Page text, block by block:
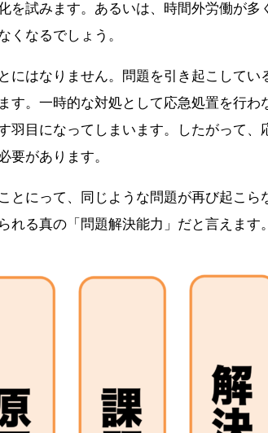
試みます。あるいは、時間外労働が多
くなるでしょう。
はなりません。問題を引き起こしてい
。一時的な対処として応急処置を行わ
目になってしまいます。したがって、
要があります。
にって、同じような問題が再び起こら
る真の「問題解決能力」だと言えます。